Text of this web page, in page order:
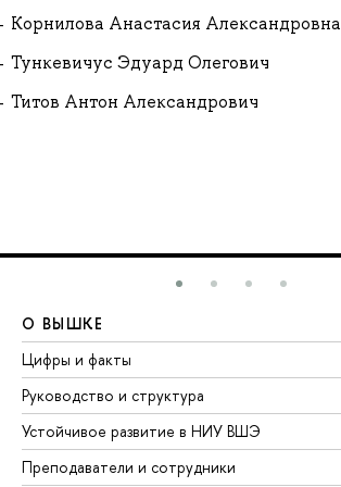
Корнилова Анастасия Александровна
Тункевичус Эдуард Олегович
Титов Антон Александрович
О ВЫШКЕ
Цифры и факты
Руководство и структура
Устойчивое развитие в НИУ ВШЭ
Преподаватели и сотрудники